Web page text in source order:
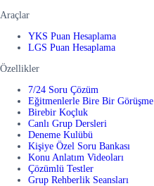
Araçlar
YKS Puan Hesaplama
LGS Puan Hesaplama
Özellikler
7/24 Soru Çözüm
Eğitmenlerle Bire Bir Görüşme
Birebir Koçluk
Canlı Grup Dersleri
Deneme Kulübü
Kişiye Özel Soru Bankası
Konu Anlatım Videoları
Çözümlü Testler
Grup Rehberlik Seansları